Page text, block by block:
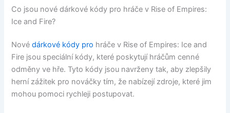
Co jsou nové dárkové kódy pro hráče v Rise of Empires:
Ice and Fire?
Novédárkové kódy pro hráče v Rise of Empires: Ice and
Fire jsou speciální kódy, které poskytují hráčům cenné
odměny ve hře. Tyto kódy jsou navrženy tak, aby zlepšily
herní zážitek pro nováčky tím, že nabízejí zdroje, které jim
mohou pomoci rychleji postupovat.